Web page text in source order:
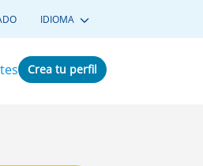
Crea tu perfil
IDIOMA